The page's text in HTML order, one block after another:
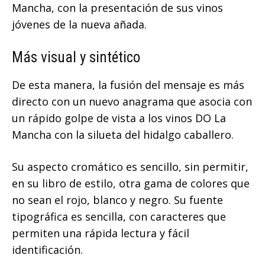
Mancha, con la presentación de sus vinos
jóvenes de la nueva añada.
Más visual y sintético
De esta manera, la fusión del mensaje es más
directo con un nuevo anagrama que asocia con
un rápido golpe de vista a los vinos DO La
Mancha con la silueta del hidalgo caballero.
Su aspecto cromático es sencillo, sin permitir,
en su libro de estilo, otra gama de colores que
no sean el rojo, blanco y negro. Su fuente
tipográfica es sencilla, con caracteres que
permiten una rápida lectura y fácil
identificación.